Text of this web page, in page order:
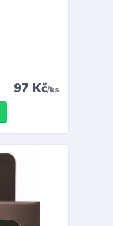
97 Kč/ks